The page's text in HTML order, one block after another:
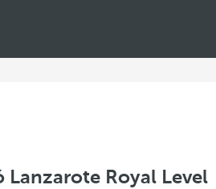
Lanzarote Royal Level